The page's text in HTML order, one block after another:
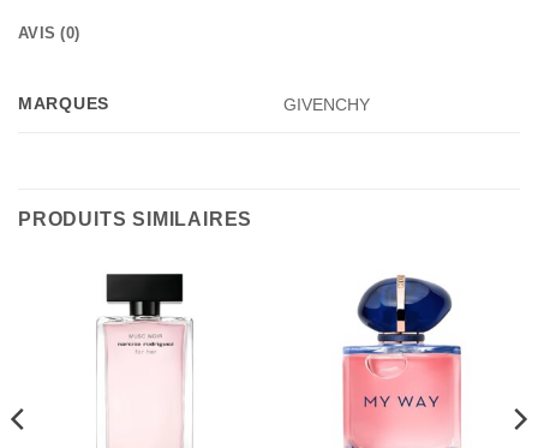
AVIS (0)
MARQUES GIVENCHY
PRODUITS SIMILAIRES